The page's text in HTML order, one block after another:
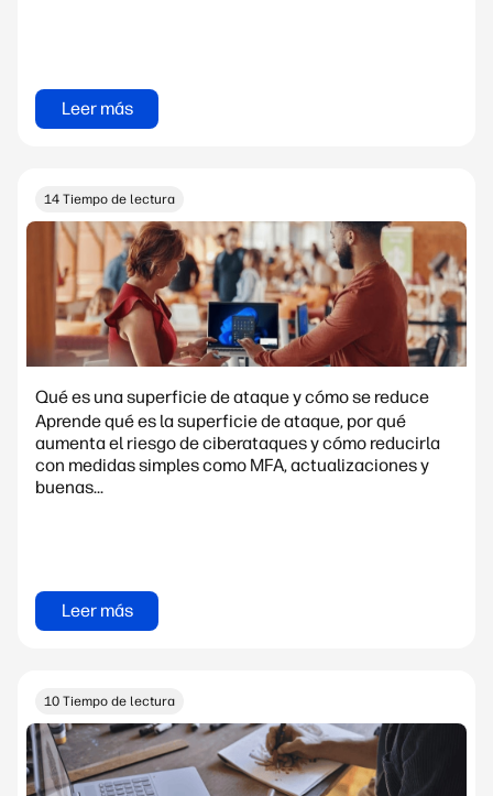
Leer más
14 Tiempo de lectura
Qué es una superficie de ataque y cómo se reduce
Aprende qué es la superficie de ataque, por qué
aumenta el riesgo de ciberataques y cómo reducirla
con medidas simples como MFA, actualizaciones y
buenas...
Leer más
10 Tiempo de lectura